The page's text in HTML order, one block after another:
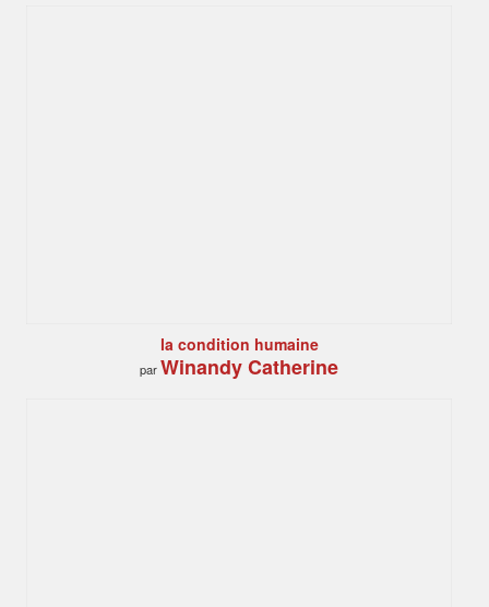
la condition humaine
parWinandy Catherine